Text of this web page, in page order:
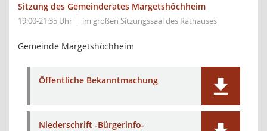
Sitzung des Gemeinderates Margetshöchheim
19:00-21:35 Uhr im großen Sitzungssaal des Rathauses
Gemeinde Margetshöchheim
Öffentliche Bekanntmachung
Niederschrift -Bürgerinfo-